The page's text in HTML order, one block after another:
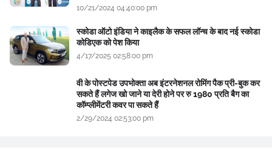
10/21/2024 04:40:00 pm
स्कोडा ऑटो इंडिया ने काइलैक के सफल लॉन्च के बाद नई स्कोडा
कोडिएक को पेश किया
4/17/2025 02:58:00 pm
वी के पोस्टपेड उपभोक्ता अब इंटरनेशनल रोमिंग पैक प्री-बुक कर
सकते हैं लगेज खो जाने या देरी होने पर रु 1980 प्रति बैग का
कॉम्प्लीमेंटरी कवर पा सकते हैं
2/29/2024 02:53:00 pm